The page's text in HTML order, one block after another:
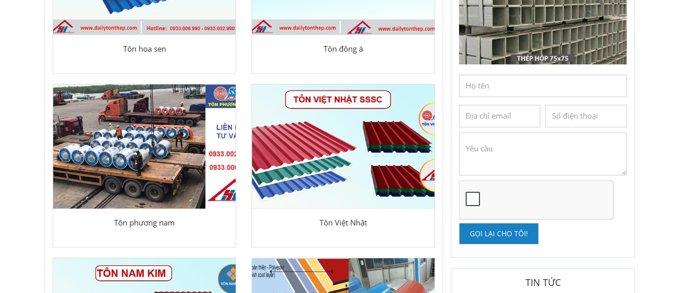
Tôn hoa sen Tôn đông á
Tôn phương nam Tôn Việt Nhật
GỌI LẠI CHO TÔI!
TIN TỨC